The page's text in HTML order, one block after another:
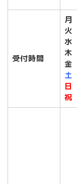
受付時間
月
火
水
木
金
土
日
祝